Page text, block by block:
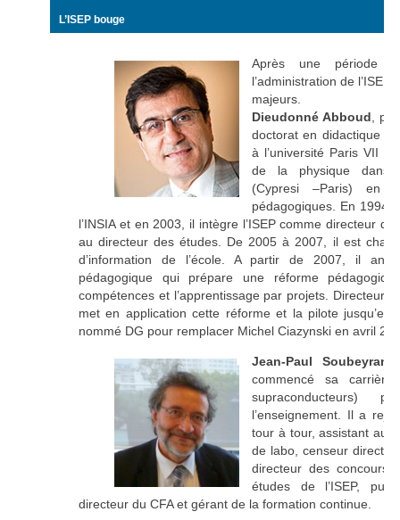
L’ISEP bouge
Après une période
l’administration de
majeurs.
Dieudonné Abboud ,
doctorat en didactique
à l’université Paris VII
de la physique dans
(Cypresi –Paris) en
pédagogiques. En 1994,
l’INSIA et en 2003, il intègre l’ISEP comme directeur
au directeur des études. De 2005 à 2007, il est
d’information de l’école. A partir de 2007, il
pédagogique qui prépare une réforme
compétences et l’apprentissage par projets. Directeur
met en application cette réforme et la pilote
nommé DG pour remplacer Michel Ciazynski en avril
Jean-Paul Soubeyrand
commencé sa
supraconducteurs)
l’enseignement. Il a
tour à tour, assistant au
de labo, censeur
directeur des concours
études de l’ISEP,
directeur du CFA et gérant de la formation continue.